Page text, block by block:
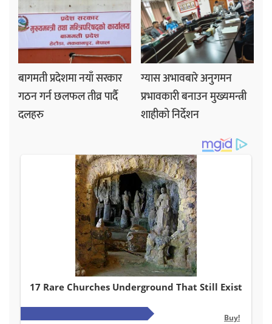
बागमती प्रदेशमा नयाँ सरकार
गठन गर्न छलफल तीव्र पार्दै
दलहरु
ग्यास अभावबारे अनुगमन
प्रभावकारी बनाउन मुख्यमन्त्री
शाहीको निर्देशन